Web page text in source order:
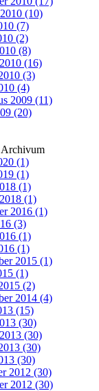
(10)
(7)
(2)
(8)
(16)
(3)
(4)
2009 (11)
(20)
Archivum
(1)
(1)
(1)
(1)
2016 (1)
(3)
(1)
(1)
2015 (1)
(1)
(2)
2014 (4)
(15)
(30)
(30)
(30)
(30)
2012 (30)
2012 (30)